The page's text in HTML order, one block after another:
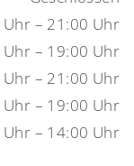
Uhr – 21:00 Uhr
Uhr – 19:00 Uhr
Uhr – 21:00 Uhr
Uhr – 19:00 Uhr
Uhr – 14:00 Uhr